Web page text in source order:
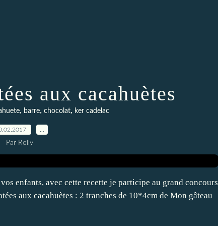
aux cacahuètes
, barre, chocolat, ker cadelac
Par Rolly
enfants, avec cette recette je participe au grand concours
aux cacahuètes : 2 tranches de 10*4cm de Mon gâteau